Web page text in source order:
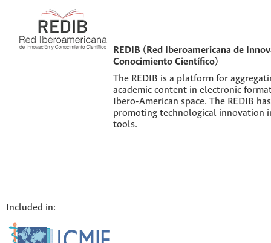
REDIB (Red Iberoamericana de
Conocimiento Científico)
The REDIB is a platform for
academic content in electronic
Ibero-American space. The REDIB
promoting technological innovation
tools.
Included in: